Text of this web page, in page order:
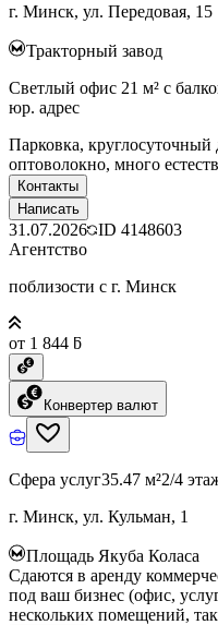
г. Минск, ул. Передовая, 15
Тракторный завод
Светлый офис 21 м² с
юр. адрес
Парковка,
оптоволокно, много
Контакты
Написать
31.07.2026 ID 4148603
Агентство
поблизости с г. Минск
от 1 844 ƃ
Конвертер валют
Сфера услуг35.47 м²2/4
г. Минск, ул. Кульман, 1
Площадь Якуба Коласа
Сдаются в аренду
под ваш бизнес (офис,
нескольких помещений,